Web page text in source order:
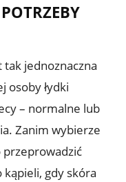
tak jednoznaczna
osoby łydki
– normalne lub
Zanim wybierze
przeprowadzić
gdy skóra